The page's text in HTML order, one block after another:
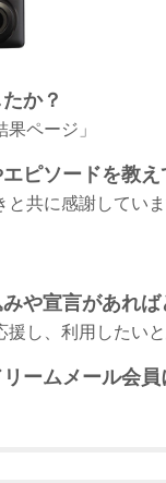
か？
ページ」
ピソードを教え
共に感謝していま
や宣言があれば
し、利用したいと
ームメール会員